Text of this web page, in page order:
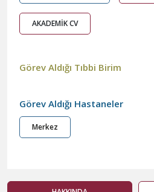
AKADEMİK CV
Görev Aldığı Tıbbi Birim
Görev Aldığı Hastaneler
Merkez